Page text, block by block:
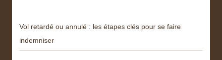
Vol retardé ou annulé : les étapes clés pour se faire
indemniser